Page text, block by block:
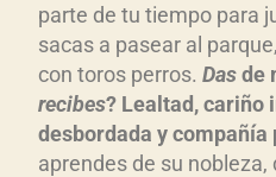
parte de tu tiempo para
sacas a pasear al
con toros perros. Dasde
recibes? Lealtad, cariño
desbordada y compañía
aprendes de su nobleza,